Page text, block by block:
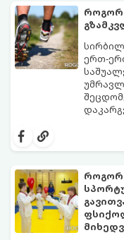
არეში.
როგორ
ერთ-
როგორ